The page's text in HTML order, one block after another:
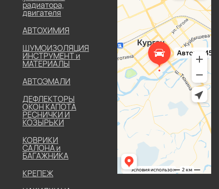
радиатора,
двигателя
АВТОХИМИЯ
ШУМОИЗОЛЯЦИЯ
ИНСТРУМЕНТ и
МАТЕРИАЛЫ
АВТОЭМАЛИ
ДЕФЛЕКТОРЫ
ОКОН КАПОТА
РЕСНИЧКИ И
КОЗЫРЬКИ
КОВРИКИ
САЛОНА и
БАГАЖНИКА
КРЕПЕЖ